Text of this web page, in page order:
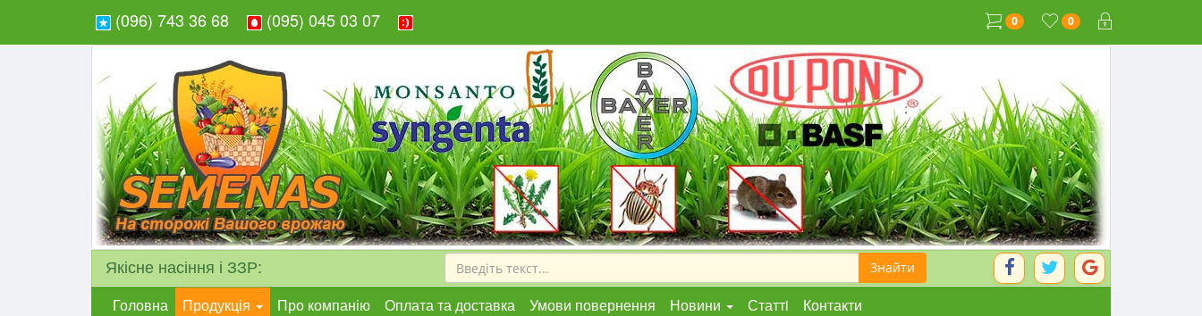
0
0
(096) 743 36 68 (095) 045 03 07
Якісне насіння і ЗЗР:
Головна Продукція Про компанію Оплата та доставка Умови повернення Новини Статтi Контакти